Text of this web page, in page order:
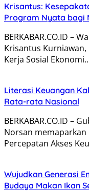
Krisantus:
Program Nyata bagi
BERKABAR.CO.ID –
Krisantus
Kerja Sosial
Literasi Keuangan
Rata-rata Nasional
BERKABAR.CO.ID –
Norsan memaparkan
Percepatan Akses
Wujudkan Generasi
Budaya Makan Ikan